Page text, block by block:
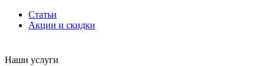
Статьи
Акции и скидки
Наши услуги